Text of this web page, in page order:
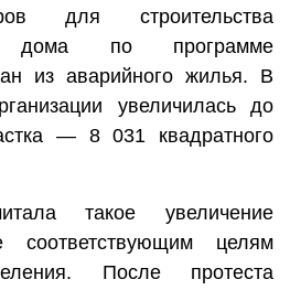
для строительства
дома по программе
из аварийного жилья. В
увеличилась до
— 8 031 квадратного
такое увеличение
целям
После протеста